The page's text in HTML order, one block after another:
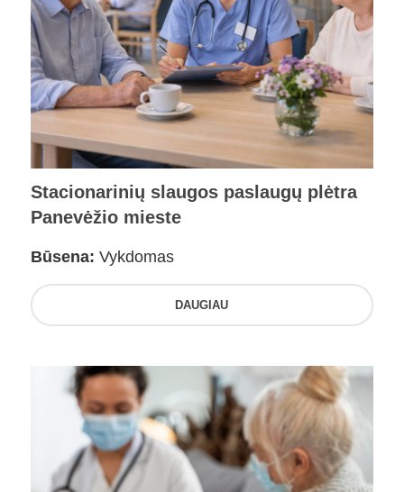
Stacionarinių slaugos paslaugų plėtra
Panevėžio mieste
Būsena: Vykdomas
DAUGIAU